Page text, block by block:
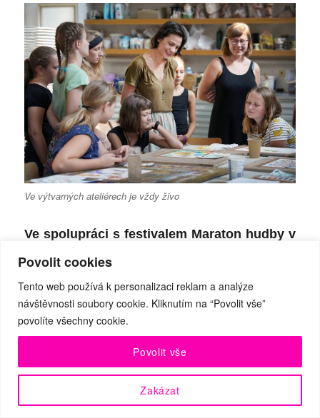
Povolit cookies
Tento web používá k personalizaci reklam a analýze
návštěvnosti soubory cookie. Kliknutím na “Povolit vše”
povolíte všechny cookie.
Zakázat
Povolit vše
Ve výtvarných ateliérech je vždy živo
Ve spolupráci s festivalem Maraton hudby v
Brně vystoupili žáci ze ZUŠek na
účastníci pianoštafety, kterou připravil a
uvedl David Mareček, generální ředitel
V rámci společných projektů škol
zapojených do ZUŠ Open proběhla během
podzimních měsíců řada dalších vystoupení